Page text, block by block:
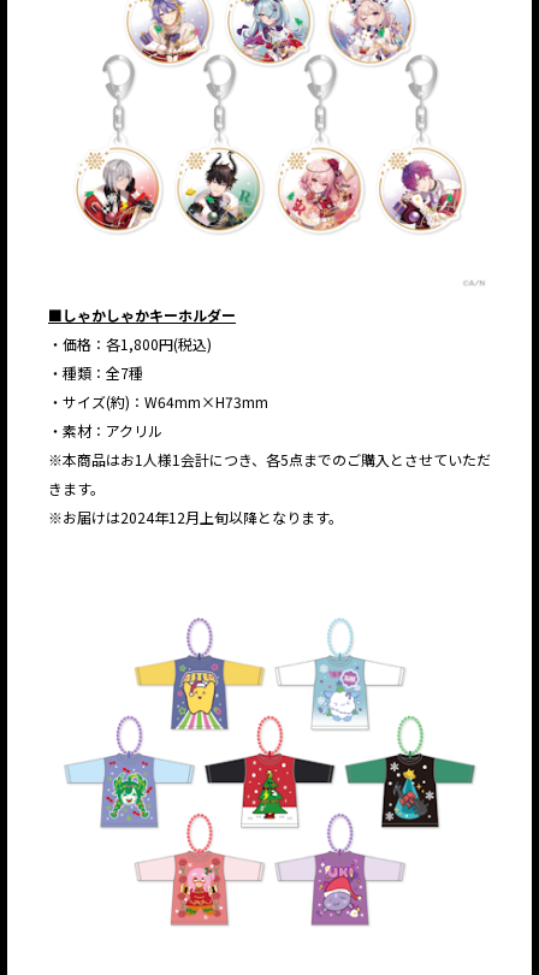
■しゃかしゃかキーホルダー
・価格：各1,800円(税込)
・種類：全7種
・サイズ(約)：W64mm×H73mm
・素材：アクリル
※本商品はお1人様1会計につき、各5点までのご購入とさせていただ
きます。
※お届けは2024年12月上旬以降となります。